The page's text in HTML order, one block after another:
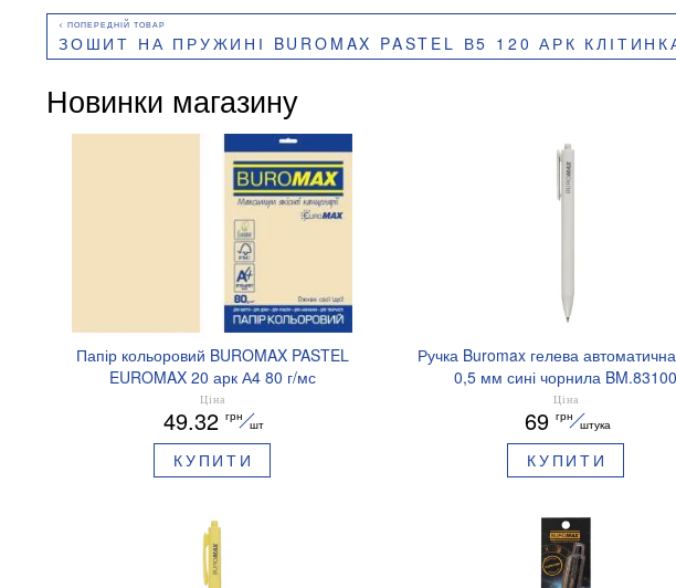
ЗОШИТ НА ПРУЖИНІ BUROMAX PASTEL В5 120 АРК КЛІТИНКА
Новинки магазину
Папір кольоровий BUROMAX PASTEL
EUROMAX 20 арк А4 80 г/мс
BM.2721220E-08
Ціна
49.32 грн
шт
КУПИТИ
Ручка Buromax гелева
0,5 мм сині чорнила BM.83100
Ціна
69 грн
штука
КУПИТИ